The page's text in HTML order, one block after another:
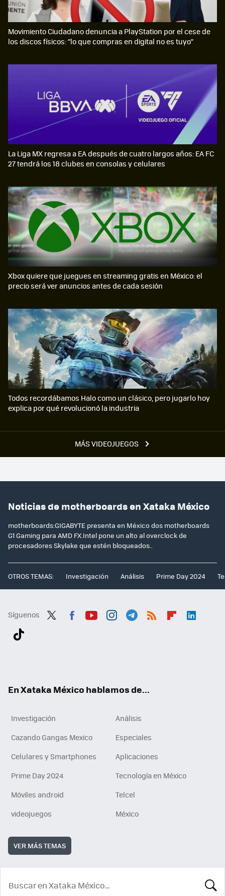
MÁS VIDEOJUEGOS
Movimiento Ciudadano denuncia a PlayStation por el cese de
los discos físicos: “lo que compras en digital no es tuyo”
La Liga MX regresa a EA después de cuatro largos años: EA FC
27 tendrá los 18 clubes en consolas y celulares
Xbox quiere que juegues en streaming gratis en México: el
precio será ver anuncios antes de cada sesión
Todos recordábamos Halo como un clásico, pero jugarlo hoy
explica por qué revolucionó la industria
Noticias de motherboards en Xataka México
motherboards:GIGABYTE presenta en México dos motherboards
G1 Gaming para AMD FX.Intel pone un alto al overclock de
procesadores Skylake que estén bloqueados..
OTROS TEMAS: Investigación Análisis Prime Day 2024
Síguenos
En Xataka México hablamos de...
Investigación
Análisis
Cazando Gangas Mexico
Especiales
Celulares y Smartphones
Aplicaciones
Prime Day 2024
Tecnología en México
Móviles android
Telcel
videojuegos
México
VER MÁS TEMAS